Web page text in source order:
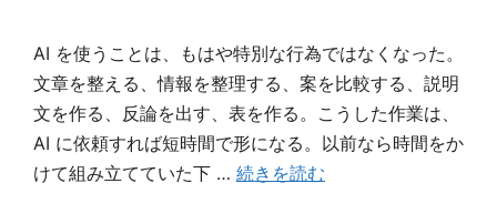
AI を使うことは、もはや特別な行為ではなくなった。
文章を整える、情報を整理する、案を比較する、説明
文を作る、反論を出す、表を作る。こうした作業は、
AI に依頼すれば短時間で形になる。以前なら時間をか
けて組み立てていた下 … 続きを読む